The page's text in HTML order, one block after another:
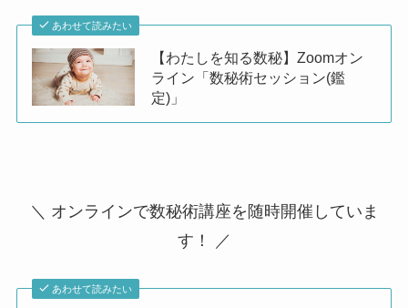
あわせて読みたい
【わたしを知る数秘】Zoomオン
ライン「数秘術セッション(鑑
定)」
＼ オンラインで数秘術講座を随時開催していま
す！ ／
あわせて読みたい